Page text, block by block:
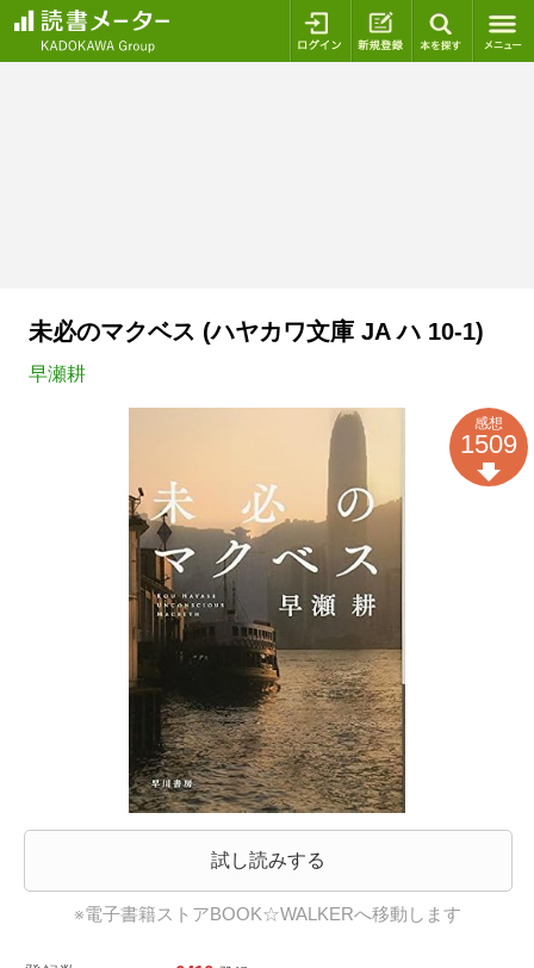
ログイン 新規登録
未必のマクベス (ハヤカワ文庫 JA ハ 10-1)
早瀬耕
試し読みする
※電子書籍ストアBOOK☆WALKERへ移動します
感想
1509